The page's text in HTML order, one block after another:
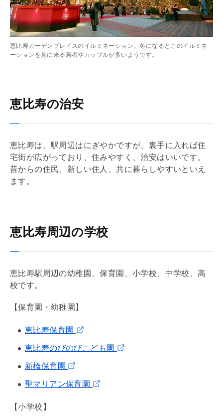
恵比寿ガーデンプレイスのイルミネーション。冬になるとこのイルミネ
ーションを見に来る若者やカップルが多いようです。
恵比寿の治安
恵比寿は、駅周辺はにぎやかですが、裏手に入れば住
宅街が広がっており、住みやすく、治安はいいです。
昔からの住民、新しい住人、共に暮らしやすいといえ
ます。
恵比寿周辺の学校
恵比寿駅周辺の幼稚園、保育園、小学校、中学校、高
校です。
【保育園・幼稚園】
恵比寿保育園
恵比寿のびのびこども園
新橋保育園
聖マリアン保育園
【小学校】